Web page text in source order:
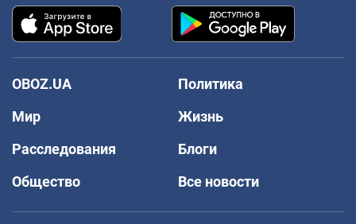
OBOZ.UA
Политика
Мир
Жизнь
Расследования
Блоги
Общество
Все новости